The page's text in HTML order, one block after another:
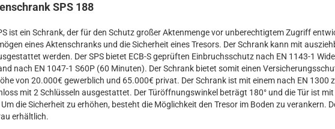
SPS 188
ist ein Schrank, der für den Schutz großer Aktenmenge vor unberechtigtem Zugriff
eines Aktenschranks und die Sicherheit eines Tresors. Der Schrank kann mit
werden. Der SPS bietet ECB-S geprüften Einbruchsschutz nach EN 1143-1
nach EN 1047-1 S60P (60 Minuten). Der Schrank bietet somit einen
von 20.000€ gewerblich und 65.000€ privat. Der Schrank ist mit einem nach EN 1300
mit 2 Schlüsseln ausgestattet. Der Türöffnungswinkel beträgt 180° und die Tür ist
die Sicherheit zu erhöhen, besteht die Möglichkeit den Tresor im Boden zu verankern.
erhältlich.